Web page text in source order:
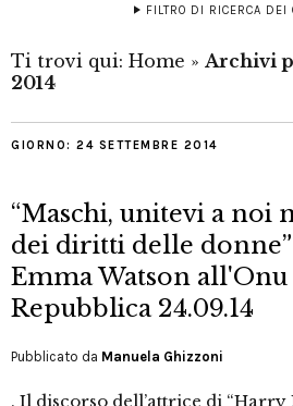
FILTRO DI RICERCA DEI
Ti trovi qui: Home » Archivi
2014
GIORNO: 24 SETTEMBRE 2014
“Maschi, unitevi a noi
dei diritti delle
Emma Watson
Repubblica 24.09.14
Pubblicato da Manuela Ghizzoni
. Il discorso dell’attrice di “Harry